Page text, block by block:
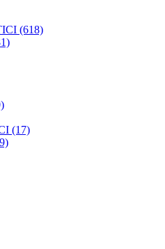
(618)
(17)